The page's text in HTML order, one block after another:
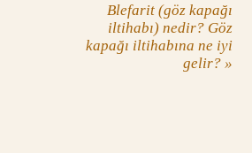
Blefarit (göz kapağı
iltihabı) nedir? Göz
kapağı iltihabına ne iyi
gelir? »